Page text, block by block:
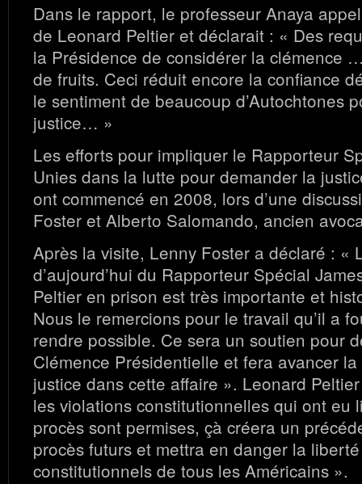
Dans le rapport, le professeur Anaya
de Leonard Peltier et déclarait : « Des
la Présidence de considérer la clémence
de fruits. Ceci réduit encore la confiance
le sentiment de beaucoup d’Autochtones
justice… »
Les efforts pour impliquer le Rapporteur
Unies dans la lutte pour demander la
ont commencé en 2008, lors d’une
Foster et Alberto Salomando, ancien
Après la visite, Lenny Foster a déclaré : «
d’aujourd’hui du Rapporteur Spécial
Peltier en prison est très importante et
Nous le remercions pour le travail qu’il a
rendre possible. Ce sera un soutien pour
Clémence Présidentielle et fera avancer
justice dans cette affaire ». Leonard
les violations constitutionnelles qui ont eu
procès sont permises, çà créera un
procès futurs et mettra en danger la
constitutionnels de tous les Américains ».